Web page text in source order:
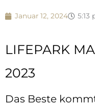
Januar 12, 2024 5:13
LIFEPARK
2023
Das Beste